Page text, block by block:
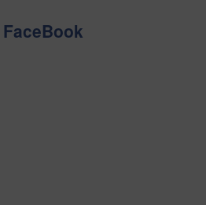
FaceBook